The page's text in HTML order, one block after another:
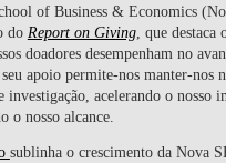
of Business & Economics
do Report on Giving, que destaca
doadores desempenham no
apoio permite-nos manter-nos
investigação, acelerando o nosso
o nosso alcance.
sublinha o crescimento da Nova